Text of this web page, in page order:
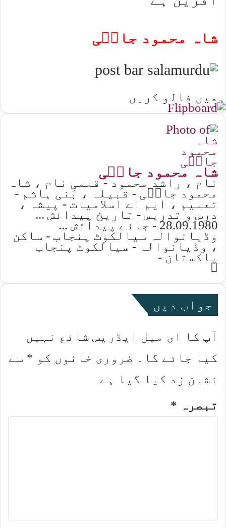
شاہ محمود جامؔی
ہمیں فالو کریں
شاہ محمود جامؔی
نام ، راشد محمود - قلمی نام ، شاہ
محمود جامؔی - قبیلہ ، بَنی ہاشم -
تعلیم ، ایم اے اسلامیات - پیشہ ،
درس و تدریس - تاریخ پیدائش ...
28.09.1980 - جائے پیدائش ...
وڈیانوالہ سیالکوٹ پنجاب - ساکن
، وڈیانوالہ - سیالکوٹ پنجاب
پاکستان -
Website
جواب دیں
آپ کا ای میل ایڈریس شائع نہیں
کیا جائے گا۔
ضروری خانوں کو * سے
نشان زد کیا گیا ہے
تبصرہ *